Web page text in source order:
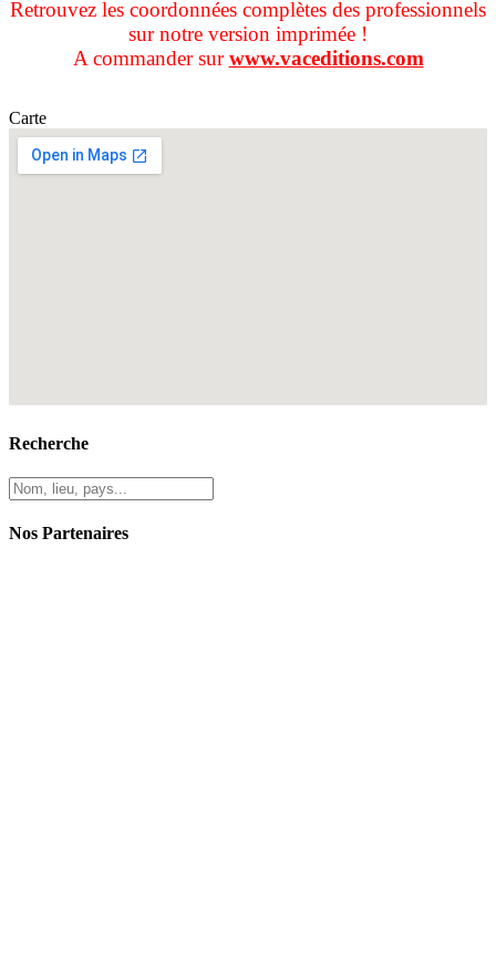
Retrouvez les coordonnées complètes des professionnels
sur notre version imprimée !
A commander surwww.vaceditions.com
Carte
Recherche
Nos Partenaires